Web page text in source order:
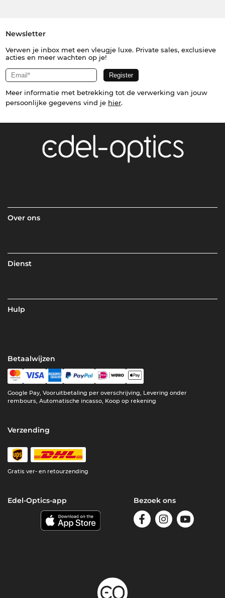
Newsletter
Verwen je inbox met een vleugje luxe. Private sales, exclusieve
acties en meer wachten op je!
Meer informatie met betrekking tot de verwerking van jouw
persoonlijke gegevens vind je hier.
Over ons
Dienst
Hulp
Betaalwijzen
Google Pay, Vooruitbetaling per overschrijving, Levering onder
rembours, Automatische incasso, Koop op rekening
Verzending
Gratis ver- en retourzending
Edel-Optics-app Bezoek ons